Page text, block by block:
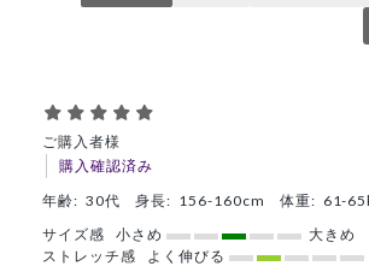
ご購入者様
購入確認済み
年齢: 30代 身長: 156-160cm 体重: 61-
サイズ感
小さめ
大きめ
ストレッチ感
よく伸びる